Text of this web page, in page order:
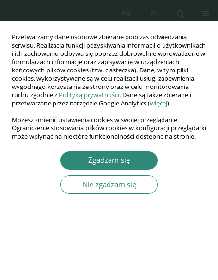
Przetwarzamy dane osobowe zbierane podczas odwiedzania
serwisu. Realizacja funkcji pozyskiwania informacji o użytkownikach
i ich zachowaniu odbywa się poprzez dobrowolnie wprowadzone w
formularzach informacje oraz zapisywanie w urządzeniach
końcowych plików cookies (tzw. ciasteczka). Dane, w tym pliki
cookies, wykorzystywane są w celu realizacji usług, zapewnienia
wygodnego korzystania ze strony oraz w celu monitorowania
ruchu zgodnie z Polityką prywatności. Dane są także zbierane i
przetwarzane przez narzędzie Google Analytics (więcej).
Możesz zmienić ustawienia cookies w swojej przeglądarce.
Ograniczenie stosowania plików cookies w konfiguracji przeglądarki
może wpłynąć na niektóre funkcjonalności dostępne na stronie.
Zgadzam się
Nie zgadzam się
PL
EN
Wydawnictwo
AWSGE
Akademia Nauk Stosowanych
WSGE
im. Alcide De Gasperi
Karolina Miklaszewska
Profilaktyka korupcyjna w Straży Granicznej